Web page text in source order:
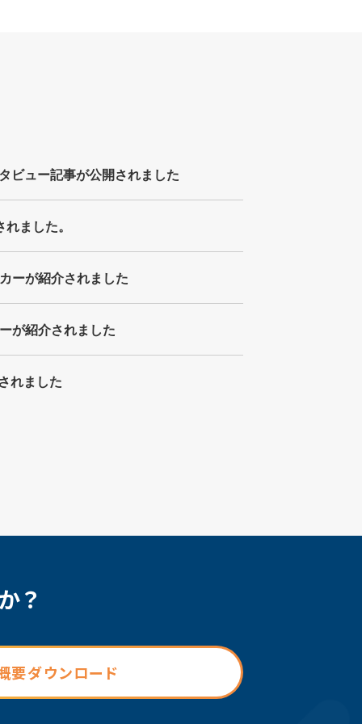
ビュー記事が公開されました
ました。
ーが紹介されました
が紹介されました
れました
？
要ダウンロード